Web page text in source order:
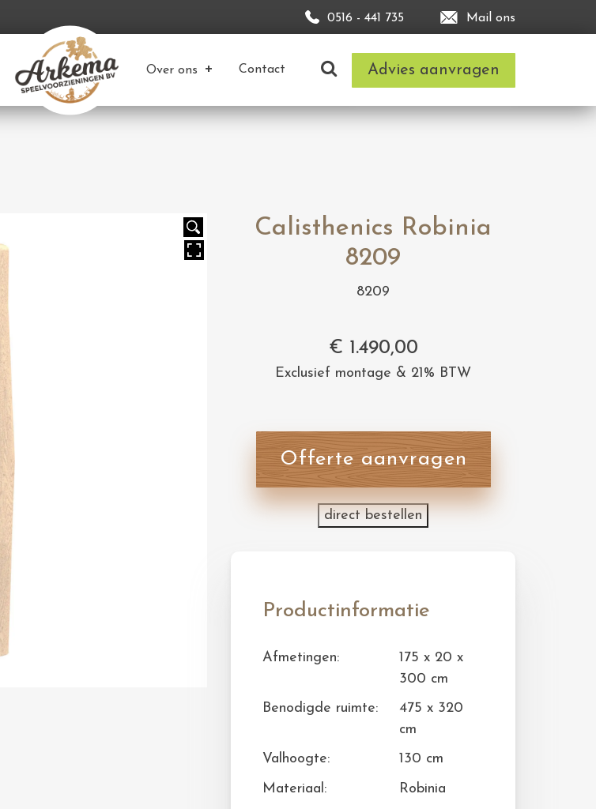
0516 - 441 735 Mail ons
Over ons Contact Advies aanvragen
Calisthenics Robinia
8209
8209
€ 1.490,00
Exclusief montage & 21% BTW
Offerte aanvragen
direct bestellen
Productinformatie
Afmetingen:
175 x 20 x
300 cm
Benodigde ruimte:
475 x 320
cm
Valhoogte:
130 cm
Materiaal:
Robinia